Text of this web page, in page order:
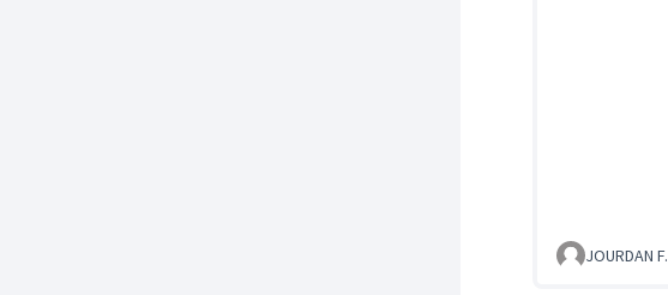
JOURDAN F.